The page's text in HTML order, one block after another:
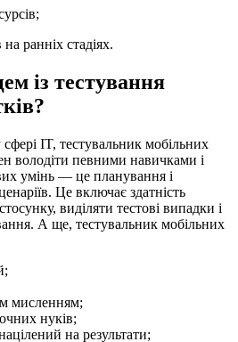
ранніх стадіях.
із тестування
IT, тестувальник мобільних
володіти певними навичками і
умінь — це планування і
Це включає здатність
виділяти тестові випадки і
А ще, тестувальник мобільних
мисленням;
нуків;
на результати;